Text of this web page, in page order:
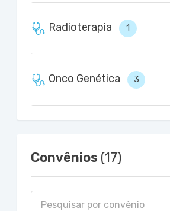
Radioterapia 1
Onco Genética 3
Convênios (17)